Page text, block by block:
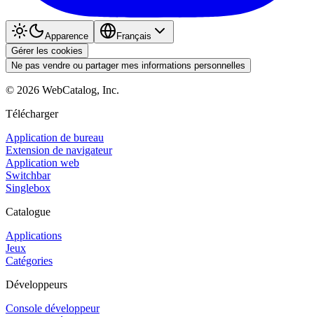
Apparence
Français
Gérer les cookies
Ne pas vendre ou partager mes informations personnelles
© 2026 WebCatalog, Inc.
Télécharger
Application de bureau
Extension de navigateur
Application web
Switchbar
Singlebox
Catalogue
Applications
Jeux
Catégories
Développeurs
Console développeur